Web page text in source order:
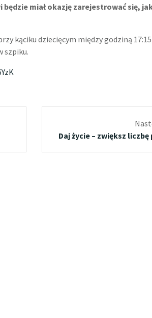
miał okazję zarejestrować się,
kąciku dziecięcym między godziną 17:15
szpiku.
Daj życie – zwiększ